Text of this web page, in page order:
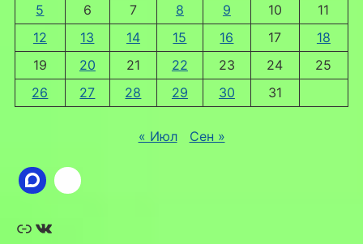
5
6 7 8 9 10
11
12
13 14 15 16 17
18
19
20 21 22 23 24
25
26
27 28 29 30 31
« Июл Сен »
Ссылка